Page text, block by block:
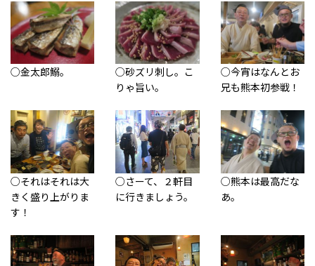
○金太郎鰯。
○砂ズリ刺し。こ
りゃ旨い。
○今宵はなんとお
兄も熊本初参戦！
○それはそれは大
きく盛り上がりま
す！
○さーて、２軒目
に行きましょう。
○熊本は最高だな
あ。